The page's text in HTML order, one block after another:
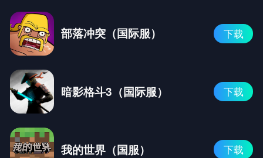
部落冲突（国际服） 下载
暗影格斗3（国际服） 下载
我的世界（国服） 下载